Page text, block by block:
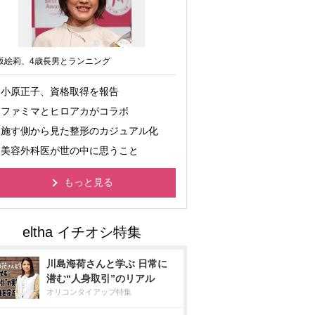
絵莉、4歳長男とランニング
小原正子、資格取得を報告
ファミマとヒロアカがコラボ
施す側から見た整形のカジュアル化
美容外科医が世の中に思うこと
もっと見る
川島海荷さんと学ぶ 日常に
潜む“人身取引”のリアル
オリコンタイアップ特集